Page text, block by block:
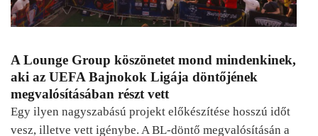
A Lounge Group köszönetet mond mindenkinek,
aki az UEFA Bajnokok Ligája döntőjének
megvalósításában részt vett
Egy ilyen nagyszabású projekt előkészítése hosszú időt
vesz, illetve vett igénybe. A BL-döntő megvalósításán a